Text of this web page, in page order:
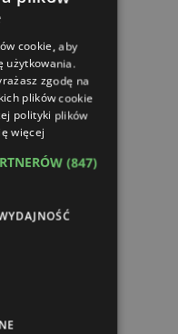
cookie, aby
użytkowania.
zgodę na
plików cookie
polityki plików
więcej
(847)